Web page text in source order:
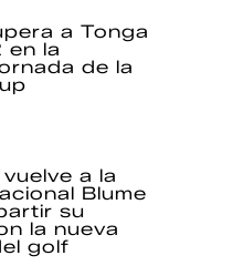
a Tonga
en la
de la
a la
Blume
su
la nueva
golf